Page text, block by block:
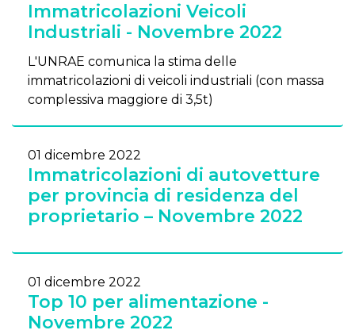
Immatricolazioni Veicoli
Industriali - Novembre 2022
L'UNRAE comunica la stima delle
immatricolazioni di veicoli industriali (con massa
complessiva maggiore di 3,5t)
01 dicembre 2022
Immatricolazioni di autovetture
per provincia di residenza del
proprietario – Novembre 2022
01 dicembre 2022
Top 10 per alimentazione -
Novembre 2022